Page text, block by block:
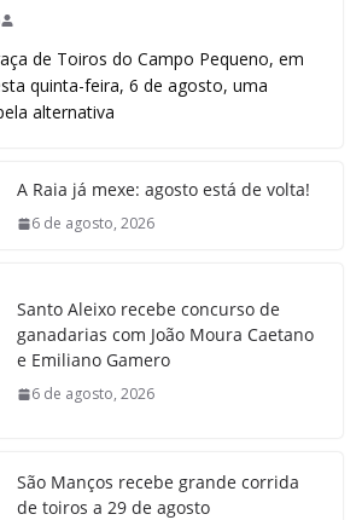
de Toiros do Campo Pequeno, em
quinta-feira, 6 de agosto, uma
alternativa
A Raia já mexe: agosto está de volta!
6 de agosto, 2026
Santo Aleixo recebe concurso de
ganadarias com João Moura Caetano
e Emiliano Gamero
6 de agosto, 2026
São Manços recebe grande corrida
de toiros a 29 de agosto